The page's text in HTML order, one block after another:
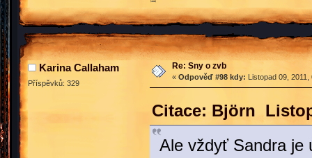
Karina Callaham
Příspěvků: 329
Re: Sny o zvb
« Odpověď #98 kdy: Listopad 09,
Citace: Björn
Ale vždyť Sandra je